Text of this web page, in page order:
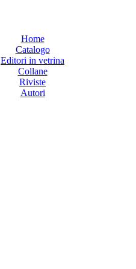
Home
Catalogo
Editori in vetrina
Collane
Riviste
Autori